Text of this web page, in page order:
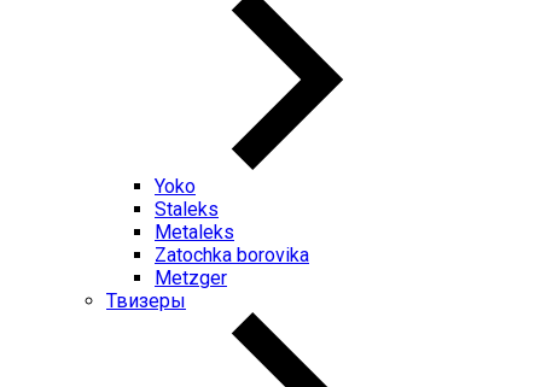
Yoko
Staleks
Metaleks
Zatochka borovika
Metzger
Твизеры